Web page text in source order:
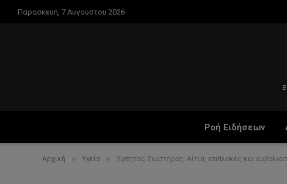
Παρασκευή, 7 Αυγούστου 2026
Ροή Ειδήσεων
Αρχική » Υγεία » Έρπητας Ζωστήρας: Αίτια, επιπλοκές και